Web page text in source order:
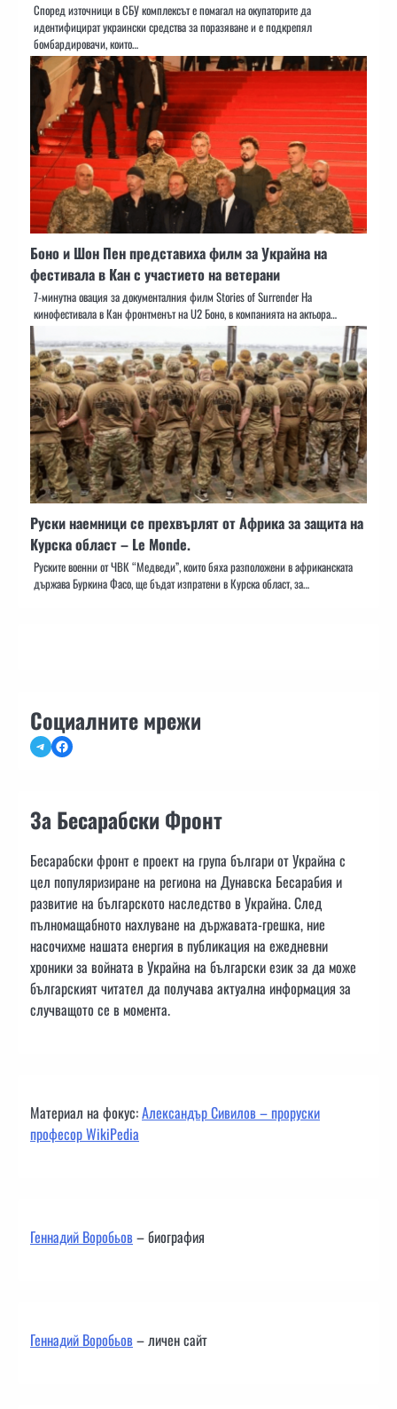
Според източници в СБУ комплексът е помагал на окупаторите да
идентифицират украински средства за поразяване и е подкрепял
бомбардировачи, които…
Боно и Шон Пен представиха филм за Украйна на
фестивала в Кан с участието на ветерани
7-минутна овация за документалния филм Stories of Surrender На
кинофестивала в Кан фронтменът на U2 Боно, в компанията на актьора…
Руски наемници се прехвърлят от Африка за защита на
Курска област – Le Monde.
Руските военни от ЧВК “Медведи”, които бяха разположени в африканската
държава Буркина Фасо, ще бъдат изпратени в Курска област, за…
Социалните мрежи
TelegramFacebook
За Бесарабски Фронт
Бесарабски фронт е проект на група българи от Украйна с
цел популяризиране на региона на Дунавска Бесарабия и
развитие на българското наследство в Украйна. След
пълномащабното нахлуване на държавата-грешка, ние
насочихме нашата енергия в публикация на ежедневни
хроники за войната в Украйна на български език за да може
българският читател да получава актуална информация за
случващото се в момента.
Материал на фокус:Александър Сивилов – проруски
професор WikiPedia
Геннадий Воробьов– биография
Геннадий Воробьов– личен сайт